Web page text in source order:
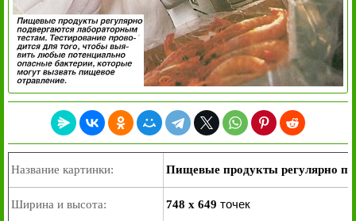
Название картинки: Пищевые продукты регулярно
Ширина и высота: 748 x 649 точек